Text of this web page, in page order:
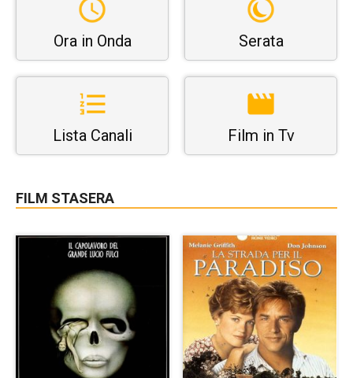
Ora in Onda Serata
Lista Canali Film in Tv
FILM STASERA